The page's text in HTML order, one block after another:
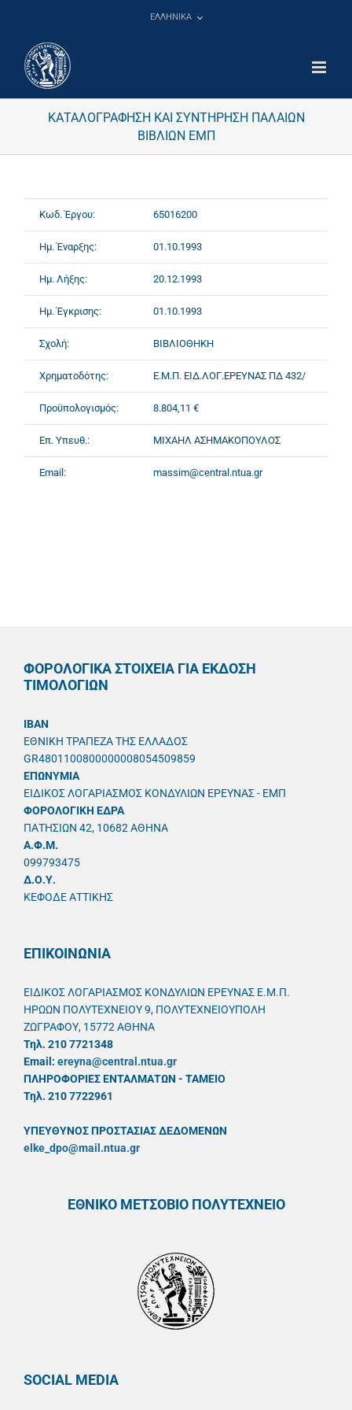
ΕΛΛΗΝΙΚΑ
ΚΑΤΑΛΟΓΡΑΦΗΣΗ ΚΑΙ ΣΥΝΤΗΡΗΣΗ ΠΑΛΑΙΩΝ
ΒΙΒΛΙΩΝ ΕΜΠ
Κωδ. Έργου: 65016200
Ημ. Έναρξης: 01.10.1993
Ημ. Λήξης: 20.12.1993
Ημ. Έγκρισης: 01.10.1993
Σχολή: ΒΙΒΛΙΟΘΗΚΗ
Χρηματοδότης: Ε.Μ.Π. ΕΙΔ.ΛΟΓ.ΕΡΕΥΝΑΣ ΠΔ 432/
Προϋπολογισμός: 8.804,11 €
Επ. Υπευθ.: ΜΙΧΑΗΛ ΑΣΗΜΑΚΟΠΟΥΛΟΣ
Email: massim@central.ntua.gr
ΦΟΡΟΛΟΓΙΚΑ ΣΤΟΙΧΕΙΑ ΓΙΑ ΕΚΔΟΣΗ
ΤΙΜΟΛΟΓΙΩΝ
IBAN
ΕΘΝΙΚΗ ΤΡΑΠΕΖΑ ΤΗΣ ΕΛΛΑΔΟΣ
GR4801100800000008054509859
ΕΠΩΝΥΜΙΑ
ΕΙΔΙΚΟΣ ΛΟΓΑΡΙΑΣΜΟΣ ΚΟΝΔΥΛΙΩΝ ΕΡΕΥΝΑΣ - ΕΜΠ
ΦΟΡΟΛΟΓΙΚΗ ΕΔΡΑ
ΠΑΤΗΣΙΩΝ 42, 10682 ΑΘΗΝΑ
A.Φ.Μ.
099793475
Δ.Ο.Υ.
ΚΕΦΟΔΕ ΑΤΤΙΚΗΣ
ΕΠΙΚΟΙΝΩΝΙΑ
ΕΙΔΙΚΟΣ ΛΟΓΑΡΙΑΣΜΟΣ ΚΟΝΔΥΛΙΩΝ ΕΡΕΥΝΑΣ Ε.Μ.Π.
ΗΡΩΩΝ ΠΟΛΥΤΕΧΝΕΙΟΥ 9, ΠΟΛΥΤΕΧΝΕΙΟΥΠΟΛΗ
ΖΩΓΡΑΦΟΥ, 15772 ΑΘΗΝΑ
Τηλ. 210 7721348
Email: ereyna@central.ntua.gr
ΠΛΗΡΟΦΟΡΙΕΣ ΕΝΤΑΛΜΑΤΩΝ - ΤΑΜΕΙΟ
Τηλ. 210 7722961
ΥΠΕΥΘYΝΟΣ ΠΡΟΣΤΑΣΙΑΣ ΔΕΔΟΜΕΝΩΝ
elke_dpo@mail.ntua.gr
ΕΘΝΙΚΟ ΜΕΤΣΟΒΙΟ ΠΟΛΥΤΕΧΝΕΙΟ
SOCIAL MEDIA